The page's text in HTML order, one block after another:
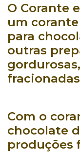
O Corante
um
para
outras
gordurosas
fracionadas
Com o
chocolate
produções